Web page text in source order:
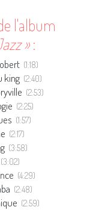
l'album
»:
(1:18)
king (2:40)
(2:53)
(2:25)
(1:57)
(2:17)
(3:58)
(3:02)
(4:29)
(2:48)
(2:59)